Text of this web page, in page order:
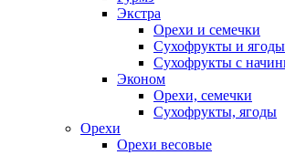
Экстра
Орехи и семечки
Сухофрукты и ягоды
Сухофрукты с
Эконом
Орехи, семечки
Сухофрукты, ягоды
Орехи
Орехи весовые